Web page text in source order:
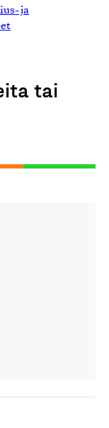
ja
tai